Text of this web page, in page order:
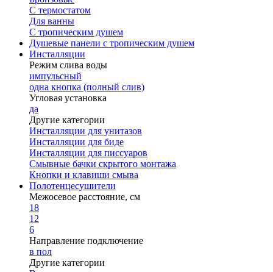
С термостатом
Для ванны
С тропическим душем
Душевые панели с тропическим душем
Инсталляции
Режим слива воды
импульсный
одна кнопка (полный слив)
Угловая установка
да
Другие категории
Инсталляции для унитазов
Инсталляции для биде
Инсталляции для писсуаров
Смывные бачки скрытого монтажа
Кнопки и клавиши смыва
Полотенцесушители
Межосевое расстояние, см
18
12
6
Направление подключение
в пол
Другие категории